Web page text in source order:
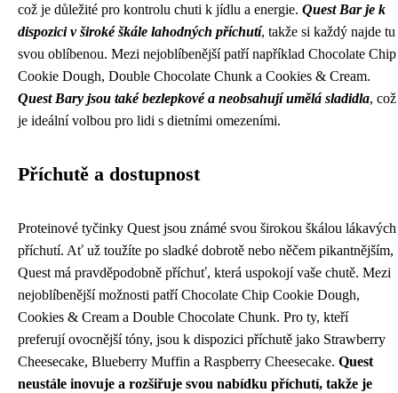
což je důležité pro kontrolu chuti k jídlu a energie. Quest Bar je k
dispozici v široké škále lahodných příchutí, takže si každý najde tu
svou oblíbenou. Mezi nejoblíbenější patří například Chocolate Chip
Cookie Dough, Double Chocolate Chunk a Cookies & Cream.
Quest Bary jsou také bezlepkové a neobsahují umělá sladidla, což
je ideální volbou pro lidi s dietními omezeními.
Příchutě a dostupnost
Proteinové tyčinky Quest jsou známé svou širokou škálou lákavých
příchutí. Ať už toužíte po sladké dobrotě nebo něčem pikantnějším,
Quest má pravděpodobně příchuť, která uspokojí vaše chutě. Mezi
nejoblíbenější možnosti patří Chocolate Chip Cookie Dough,
Cookies & Cream a Double Chocolate Chunk. Pro ty, kteří
preferují ovocnější tóny, jsou k dispozici příchutě jako Strawberry
Cheesecake, Blueberry Muffin a Raspberry Cheesecake. Quest
neustále inovuje a rozšiřuje svou nabídku příchutí, takže je